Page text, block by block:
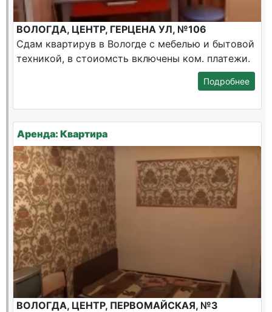
ВОЛОГДА, ЦЕНТР, ГЕРЦЕНА УЛ, №106
Сдам квартирув в Вологде с мебелью и бытовой
техникой, в стоиомсть включены ком. платежи.
Подробнее
Аренда: Квартира
ВОЛОГДА, ЦЕНТР, ПЕРВОМАЙСКАЯ, №3